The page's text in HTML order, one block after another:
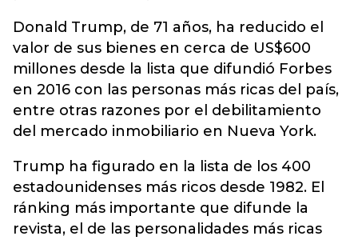
Donald Trump, de 71 años, ha reducido el
valor de sus bienes en cerca de US$600
millones desde la lista que difundió Forbes
en 2016 con las personas más ricas del país,
entre otras razones por el debilitamiento
del mercado inmobiliario en Nueva York.
Trump ha figurado en la lista de los 400
estadounidenses más ricos desde 1982. El
ránking más importante que difunde la
revista, el de las personalidades más ricas